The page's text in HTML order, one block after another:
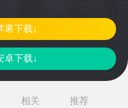
卓下载↓
果下载↓
相关 推荐